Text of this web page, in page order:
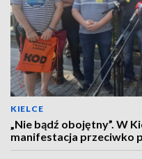
KIELCE
„Nie bądź obojętny”. W
manifestacja przeciwko